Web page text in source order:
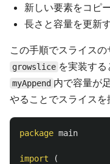
新しい要素をコピ
長さと容量を更新
この手順でスライス
growslice を実装する
myAppend 内で容量が
やることでスライスを
package main
import
(